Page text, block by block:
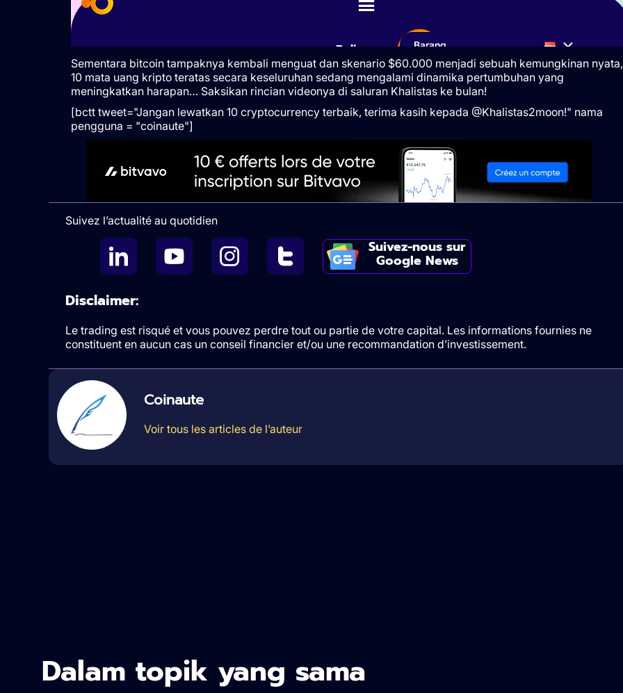
Sementara bitcoin tampaknya kembali menguat dan skenario $60.000 menjadi sebuah kemungkinan nyata,
10 mata uang kripto teratas secara keseluruhan sedang mengalami dinamika pertumbuhan yang
meningkatkan harapan… Saksikan rincian videonya di saluran Khalistas ke bulan!
[bctt tweet="Jangan lewatkan 10 cryptocurrency terbaik, terima kasih kepada @Khalistas2moon!" nama
pengguna = "coinaute"]
Suivez l’actualité au quotidien
Suivez-nous sur
Google News
Disclaimer:
Le trading est risqué et vous pouvez perdre tout ou partie de votre capital. Les informations fournies ne
constituent en aucun cas un conseil financier et/ou une recommandation d’investissement.
Coinaute
Voir tous les articles de l’auteur
Dalam topik yang sama